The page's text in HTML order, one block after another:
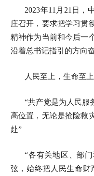
2023年11月21日，
庄召开，要求把学习贯
精神作为当前和今后一
沿着总书记指引的方向
人民至上，生命至上
“共产党是为人民服
高位置，无论是抢险救
赴”
“各有关地区、部
弦，始终把人民生命财